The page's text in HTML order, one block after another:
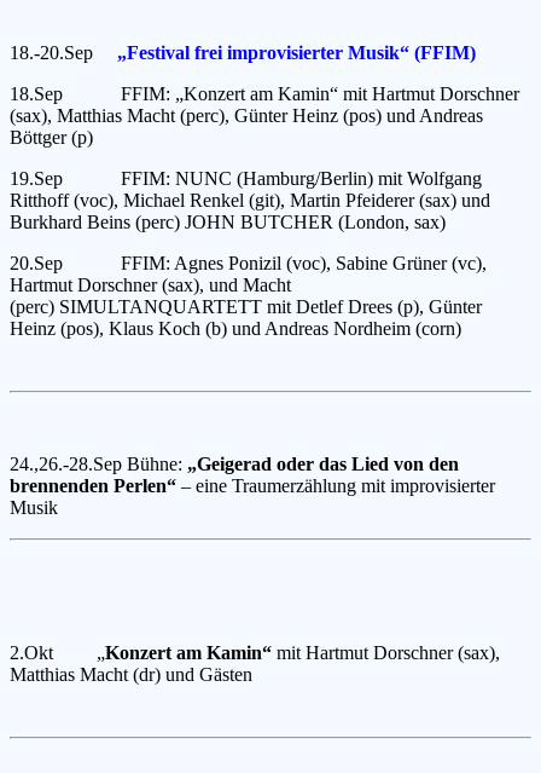
18.-20.Sep „Festival frei improvisierter Musik“ (FFIM)
18.Sep FFIM: „Konzert am Kamin“ mit Hartmut Dorschner
(sax), Matthias Macht (perc), Günter Heinz (pos) und Andreas
Böttger (p)
19.Sep FFIM: NUNC (Hamburg/Berlin) mit Wolfgang
Ritthoff (voc), Michael Renkel (git), Martin Pfeiderer (sax) und
Burkhard Beins (perc) JOHN BUTCHER (London, sax)
20.Sep FFIM: Agnes Ponizil (voc), Sabine Grüner (vc),
Hartmut Dorschner (sax), und Macht
(perc) SIMULTANQUARTETT mit Detlef Drees (p), Günter
Heinz (pos), Klaus Koch (b) und Andreas Nordheim (corn)
24.,26.-28.Sep Bühne: „Geigerad oder das Lied von den
brennenden Perlen“ – eine Traumerzählung mit improvisierter
Musik
2.Okt „Konzert am Kamin“ mit Hartmut Dorschner (sax),
Matthias Macht (dr) und Gästen